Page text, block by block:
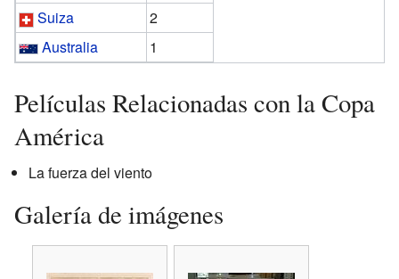
Suiza
2
Australia
1
Películas Relacionadas con la Copa
América
La fuerza del viento
Galería de imágenes